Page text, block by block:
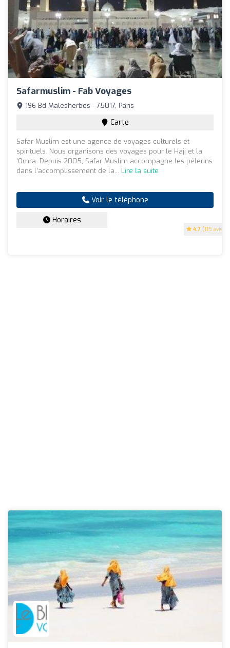
Safarmuslim - Fab Voyages
4.7 (115 avis)
196 Bd Malesherbes - 75017, Paris
Carte
Safar Muslim est une agence de voyages culturels et
spirituels. Nous organisons des voyages pour le Hajj et la
'Omra. Depuis 2005, Safar Muslim accompagne les pélerins
dans l’accomplissement de la... Lire la suite
Voir le téléphone
Horaires